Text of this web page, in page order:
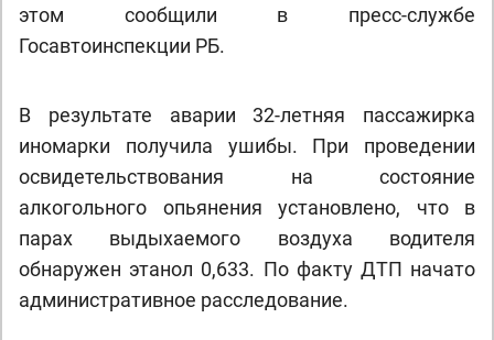
этом сообщили в пресс-службе
Госавтоинспекции РБ.
В результате аварии 32-летняя пассажирка
иномарки получила ушибы. При проведении
освидетельствования на состояние
алкогольного опьянения установлено, что в
парах выдыхаемого воздуха водителя
обнаружен этанол 0,633. По факту ДТП начато
административное расследование.